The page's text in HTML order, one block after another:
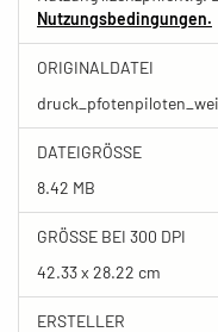
Nutzungsbedingungen.
ORIGINALDATEI
DATEIGRÖSSE
8.42 MB
GRÖSSE BEI 300 DPI
42.33 x 28.22 cm
ERSTELLER